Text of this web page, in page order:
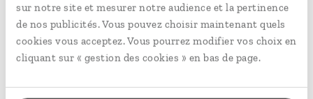
sur notre site et mesurer notre audience et la pertinence
de nos publicités. Vous pouvez choisir maintenant quels
cookies vous acceptez. Vous pourrez modifier vos choix en
cliquant sur « gestion des cookies » en bas de page.
Pour aller plus loin